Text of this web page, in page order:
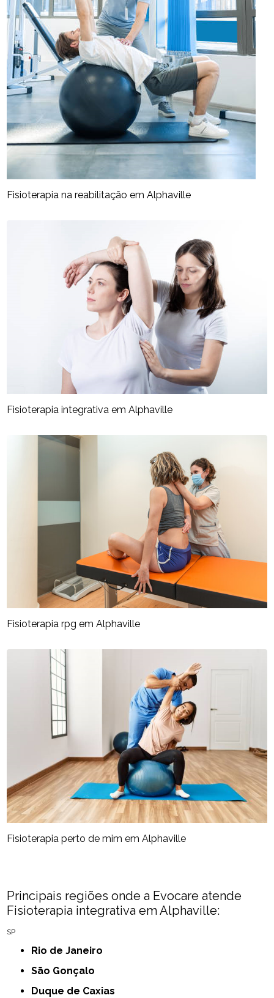
Fisioterapia na reabilitação​ em Alphaville
Fisioterapia integrativa​ em Alphaville
Fisioterapia rpg​ em Alphaville
Fisioterapia perto de mim​ em Alphaville
Principais regiões onde a Evocare atende
Fisioterapia integrativa​ em Alphaville:
SP
Rio de Janeiro
São Gonçalo
Duque de Caxias